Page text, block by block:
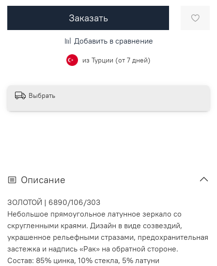
Заказать
Добавить в сравнение
из Турции (от 7 дней)
Выбрать
Описание
ЗОЛОТОЙ | 6890/106/303
Небольшое прямоугольное латунное зеркало со
скругленными краями. Дизайн в виде созвездий,
украшенное рельефными стразами, предохранительная
застежка и надпись «Рак» на обратной стороне.
Состав: 85% цинка, 10% стекла, 5% латуни